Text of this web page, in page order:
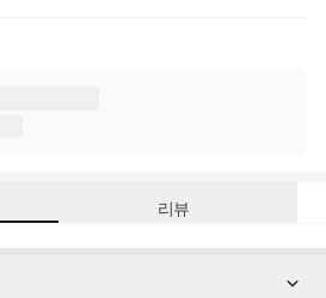
리뷰